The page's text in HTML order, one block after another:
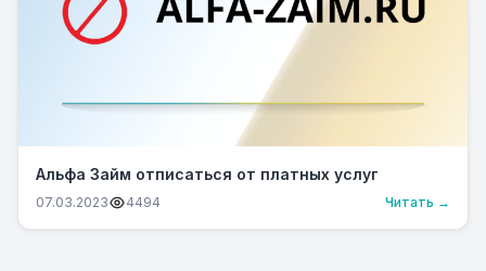
Альфа Займ отписаться от платных услуг
07.03.2023 4494 Читать →